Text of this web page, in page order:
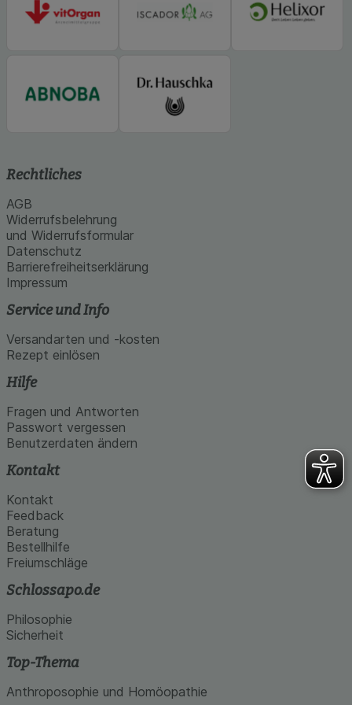
Rechtliches
AGB
Widerrufsbelehrung
und Widerrufsformular
Datenschutz
Barrierefreiheitserklärung
Impressum
Service und Info
Versandarten und -kosten
Rezept einlösen
Hilfe
Fragen und Antworten
Passwort vergessen
Benutzerdaten ändern
Kontakt
Kontakt
Feedback
Beratung
Bestellhilfe
Freiumschläge
Schlossapo.de
Philosophie
Sicherheit
Top-Thema
Anthroposophie und Homöopathie